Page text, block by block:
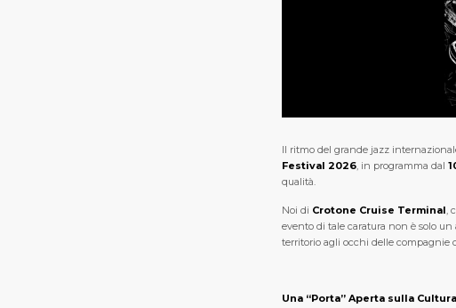
Il ritmo del grande jazz
Festival 2026, in programma dal
qualità.
Noi di Crotone Cruise Terminal,
evento di tale caratura non è solo
territorio agli occhi delle compagnie
Una “Porta” Aperta sulla Cultura